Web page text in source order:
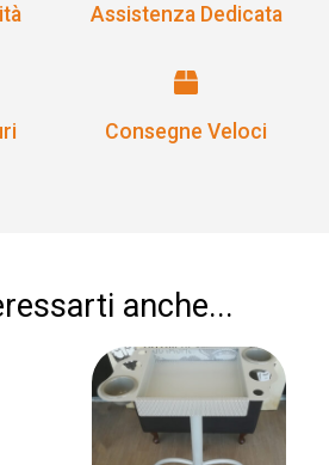
Assistenza Dedicata
Consegne Veloci
anche...